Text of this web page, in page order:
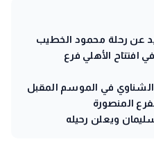
عن رحلة محمود الخطيب
افتتاح الأهلي فرع
في الموسم المقبل
المنصورة
ويعلن رحيله